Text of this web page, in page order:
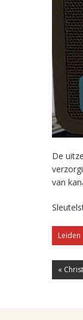
De
van
Leiden
«